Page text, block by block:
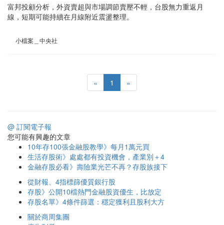
富邦投顧分析，外資賣超與市場調節賣壓不輕，台股無力重返月
線，短期可能持續在月線附近震盪整理。
小檔案＿中央社
« 1 »
@ 訂閱電子報
您可能有興趣的文章
10年存100張金融股教學》每月1萬元買
生活存股術》處處都有投資機會，產業別＋4
金融存股必看》壽險業光芒不再？存股族接下
從財報、4指標篩優質銀行股
存股》公開10檔熱門金融股資優生，比放定
存股名單》4條件篩選：穩定獲利且股利大方
關於商周集團